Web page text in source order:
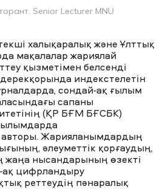
Senior Lecturer MNU
халықаралық және Ұлттық
мақалалар жариялай
қызметімен белсенді
индекстелетін
сондай-ақ ғылым
сапаны
(ҚР БҒМ БҒСБК)
Жарияланымдардың
әлеуметтік қорғаудың,
нысандарының өзекті
ақ цифрландыру
реттеудің пәнаралық